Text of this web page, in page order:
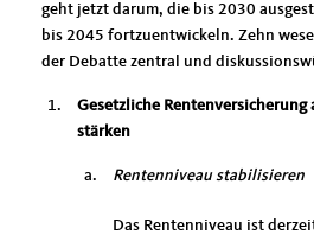
geht jetzt darum, die bis 2030
bis 2045 fortzuentwickeln. Zehn
der Debatte zentral und
Gesetzliche Rentenversicherung
stärken
Rentenniveau stabilisieren
Das Rentenniveau ist